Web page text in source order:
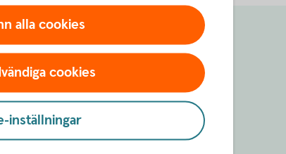
alla cookies
cookies
inställningar